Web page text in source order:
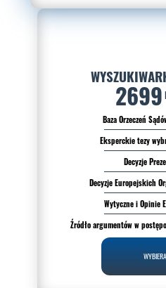
2699
Baza Orzeczeń
Eksperckie tezy
Decyzje
Decyzje Europejskich
Wytyczne i Opinie
Źródło argumentów w